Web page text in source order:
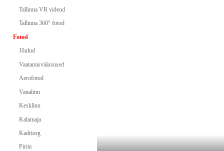
Tallinna VR videod
Tallinna 360° fotod
Fotod
Jõulud
Vaatamisväärsused
Aerofotod
Vanalinn
Kesklinn
Kalamaja
Kadriorg
Pirita